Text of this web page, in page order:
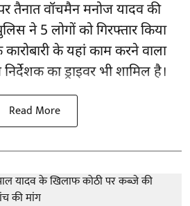
तैनात वॉचमैन मनोज यादव की
ने 5 लोगों को गिरफ्तार किया
के यहां काम करने वाला
का ड्राइवर भी शामिल है।
Read More